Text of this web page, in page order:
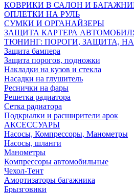
КОВРИКИ В САЛОН И
ОПЛЕТКИ НА РУЛЬ
СУМКИ И ОРГАНАЙЗЕРЫ
ЗАЩИТА КАРТЕРА
ТЮНИНГ: ПОРОГИ, ЗАЩИТА,
Защита бампера
Защита порогов, подножки
Накладки на кузов и стекла
Насадки на глушитель
Реснички на фары
Решетка радиатора
Сетка радиатора
Подкрылки и расширители арок
АКСЕССУАРЫ
Насосы, Компрессоры, Манометры
Насосы, шланги
Манометры
Компрессоры автомобильные
Чехол-Тент
Амортизаторы багажника
Брызговики